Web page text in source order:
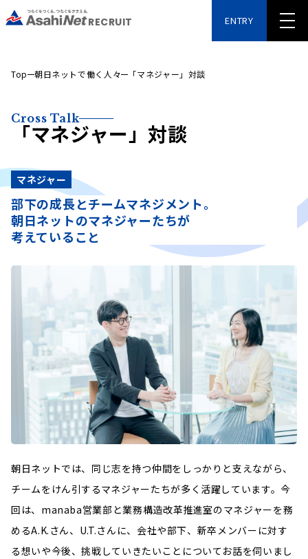
RECRUIT ENTRY
Top 朝日ネットで働く人々 「マネジャー」対談
Cross Talk
「マネジャー」対談
マネジャー
部下の成長とチームマネジメント。
朝日ネットのマネジャーたちが
考えていること
朝日ネットでは、同じ志を持つ仲間をしっかりと支えながら、
チームをけん引するマネジャーたちが多く活躍しています。今
回は、manaba営業部と業務構造改革推進室のマネジャーを務
めるA.K.さん、U.T.さんに、会社や部下、新卒メンバーに対す
る想いや今後、挑戦していきたいことについてお話を伺いまし